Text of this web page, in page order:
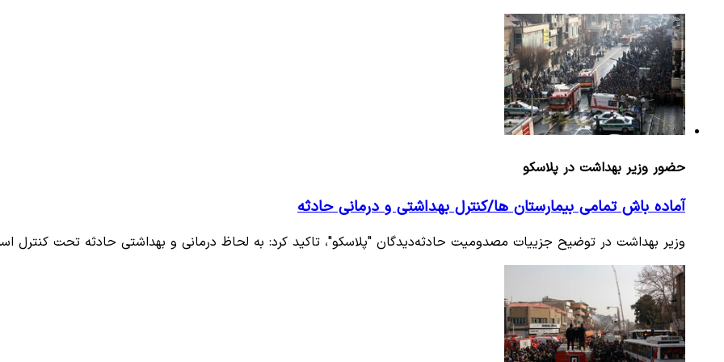
حضور وزیر بهداشت در پلاسکو
آماده باش تمامی بیمارستان ها/کنترل بهداشتی و درمانی حادثه
وزیر بهداشت در توضیح جزییات مصدومیت حادثه‌دیدگان "پلاسکو"، تاکید کرد: به لحاظ درمانی و بهداشتی حادثه تحت کنترل